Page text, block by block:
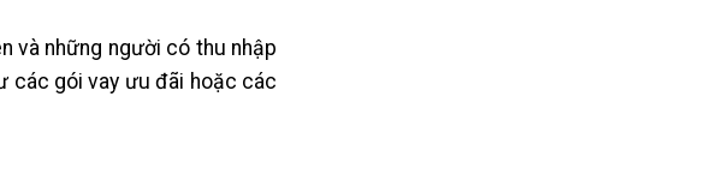
và những người có thu nhập
các gói vay ưu đãi hoặc các